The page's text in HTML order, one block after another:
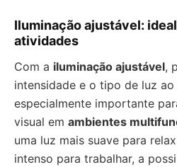
Iluminação ajustável:
atividades
Com a iluminação ajustável,
intensidade e o tipo de luz
especialmente importante
visual em ambientes
uma luz mais suave para
intenso para trabalhar, a